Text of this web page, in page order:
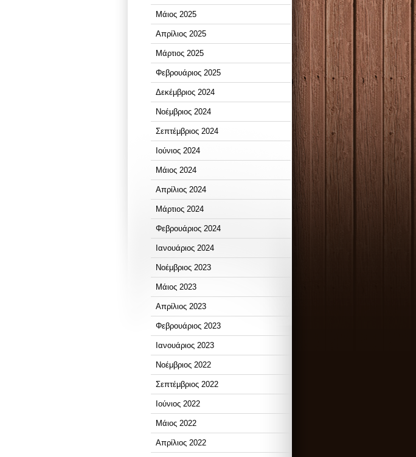
Μάιος 2025
Απρίλιος 2025
Μάρτιος 2025
Φεβρουάριος 2025
Δεκέμβριος 2024
Νοέμβριος 2024
Σεπτέμβριος 2024
Ιούνιος 2024
Μάιος 2024
Απρίλιος 2024
Μάρτιος 2024
Φεβρουάριος 2024
Ιανουάριος 2024
Νοέμβριος 2023
Μάιος 2023
Απρίλιος 2023
Φεβρουάριος 2023
Ιανουάριος 2023
Νοέμβριος 2022
Σεπτέμβριος 2022
Ιούνιος 2022
Μάιος 2022
Απρίλιος 2022